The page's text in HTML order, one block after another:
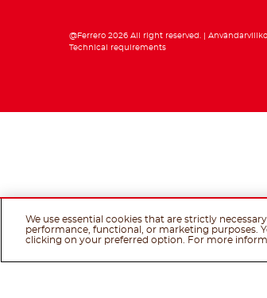
@Ferrero 2026 All right reserved.
Technical requirements
We use essential cookies that are strictly
performance, functional, or marketing purposes.
clicking on your preferred option. For more